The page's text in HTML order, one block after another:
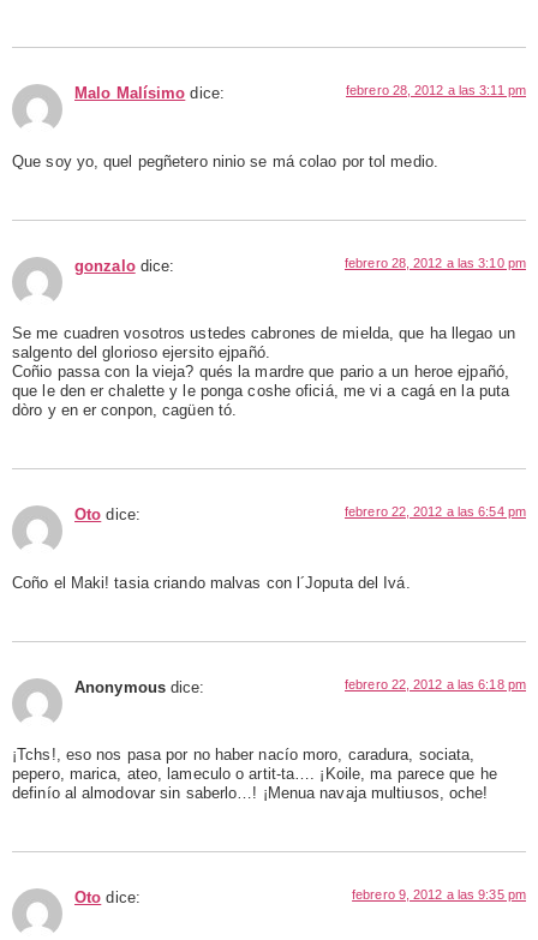
Malo Malísimo dice: febrero 28, 2012 a las 3:11 pm
Que soy yo, quel pegñetero ninio se má colao por tol medio.
gonzalo dice: febrero 28, 2012 a las 3:10 pm
Se me cuadren vosotros ustedes cabrones de mielda, que ha llegao un
salgento del glorioso ejersito ejpañó.
Coñio passa con la vieja? qués la mardre que pario a un heroe ejpañó,
que le den er chalette y le ponga coshe oficiá, me vi a cagá en la puta
dòro y en er conpon, cagüen tó.
Oto dice: febrero 22, 2012 a las 6:54 pm
Coño el Maki! tasia criando malvas con l´Joputa del Ivá.
Anonymous dice: febrero 22, 2012 a las 6:18 pm
¡Tchs!, eso nos pasa por no haber nacío moro, caradura, sociata,
pepero, marica, ateo, lameculo o artit-ta…. ¡Koile, ma parece que he
definío al almodovar sin saberlo…! ¡Menua navaja multiusos, oche!
Oto dice: febrero 9, 2012 a las 9:35 pm